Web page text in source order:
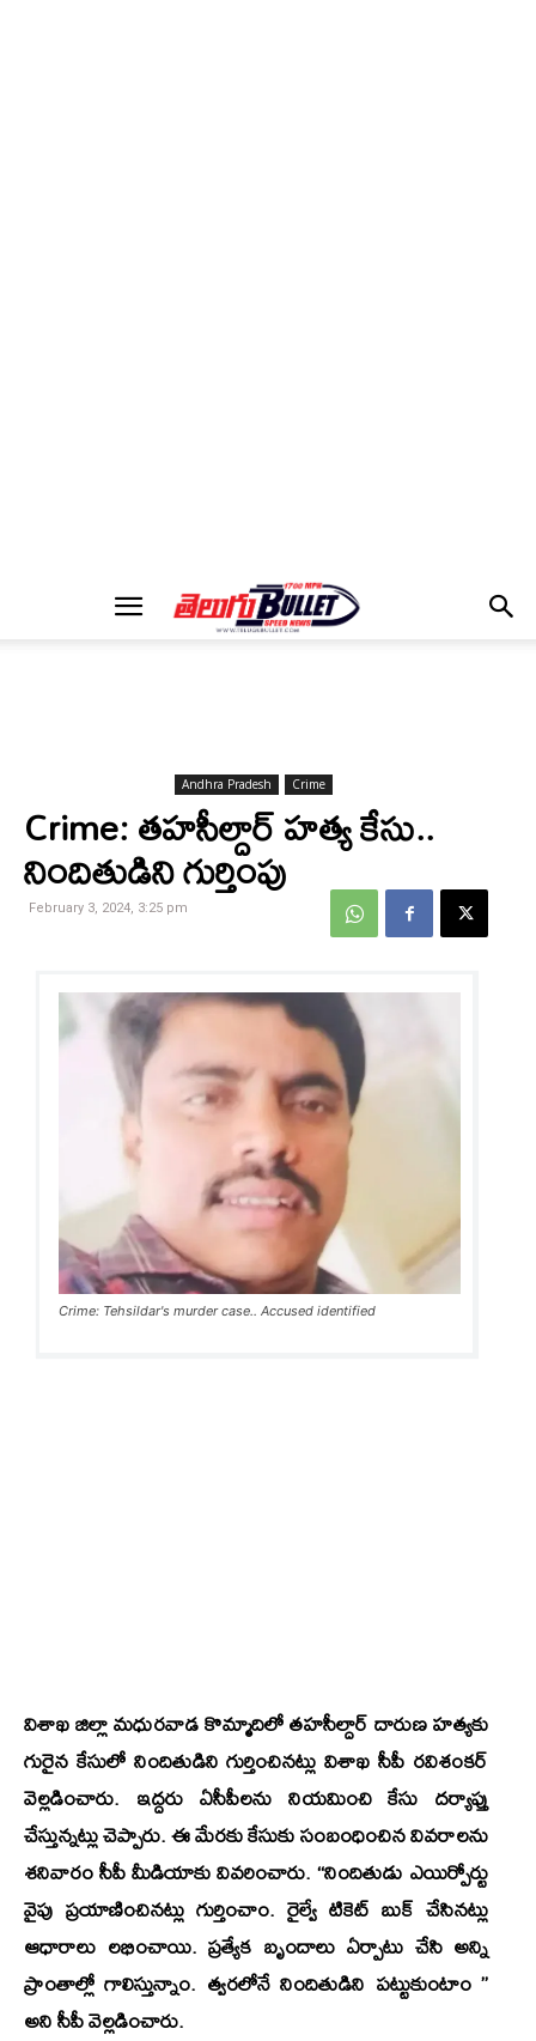
Andhra Pradesh Crime
Crime: తహసీల్దార్ హత్య కేసు..
నిందితుడిని గుర్తింపు
February 3, 2024, 3:25 pm
Crime: Tehsildar's murder case.. Accused identified
విశాఖ జిల్లా మధురవాడ కొమ్మాదిలో తహసీల్దార్ దారుణ హత్యకు
గురైన కేసులో నిందితుడిని గుర్తించినట్లు విశాఖ సీపీ రవిశంకర్
వెల్లడించారు. ఇద్దరు ఏసీపీలను నియమించి కేసు దర్యాప్తు
చేస్తున్నట్లు చెప్పారు. ఈ మేరకు కేసుకు సంబంధించిన వివరాలను
శనివారం సీపీ మీడియాకు వివరించారు. ‘‘నిందితుడు ఎయిర్పోర్టు
వైపు ప్రయాణించినట్లు గుర్తించాం. రైల్వే టికెట్ బుక్ చేసినట్లు
ఆధారాలు లభించాయి. ప్రత్యేక బృందాలు ఏర్పాటు చేసి అన్ని
ప్రాంతాల్లో గాలిస్తున్నాం. త్వరలోనే నిందితుడిని పట్టుకుంటాం ’’
అని సీపీ వెల్లడించారు.